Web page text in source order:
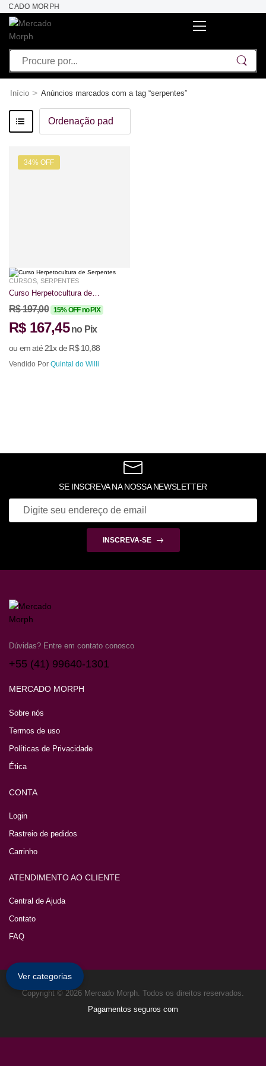
MORPH
Início > Anúncios marcados com a tag “serpentes”
34% OFF
CURSOS SERPENTES
Curso Herpetocultura de
Serpentes
R$197,00 15% OFF no PIX
R$167,45 no Pix
ou em até 21x de R$10,88
Vendido Por Quintal do Willi
SE INSCREVA NA NOSSA NEWSLETTER
INSCREVA-SE
Dúvidas? Entre em contato conosco
+55 (41) 99640-1301
MERCADO MORPH
Sobre nós
Termos de uso
Políticas de Privacidade
Ética
CONTA
Login
Rastreio de pedidos
Carrinho
ATENDIMENTO AO CLIENTE
Central de Ajuda
Contato
FAQ
Copyright © 2026 Mercado Morph. Todos os direitos reservados.
Pagamentos seguros com
Ver categorias